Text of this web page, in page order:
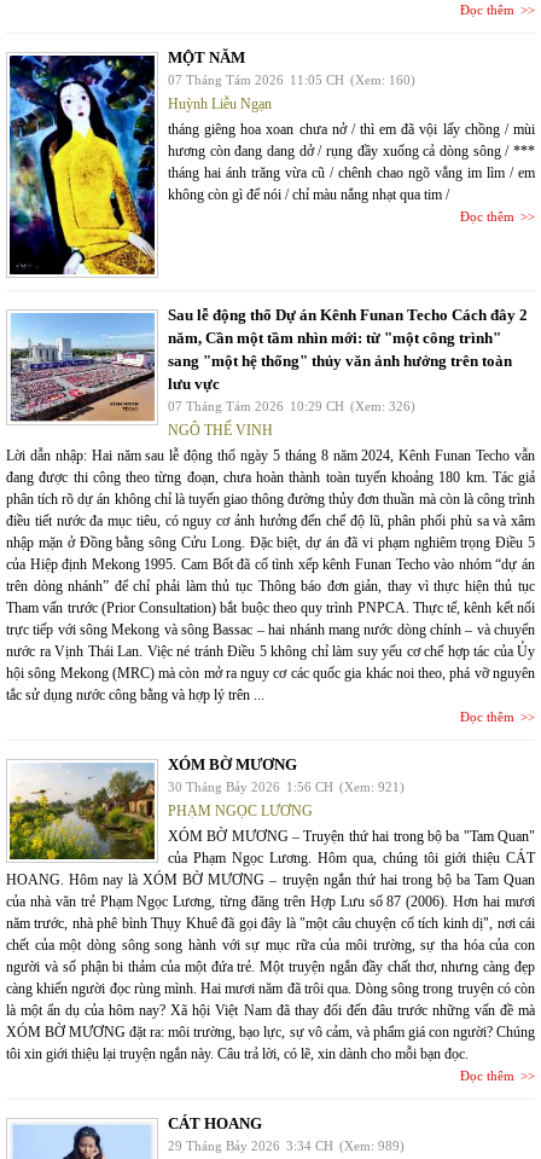
Đọc thêm
MỘT NĂM
07 Tháng Tám 2026 11:05 CH (Xem: 160)
Huỳnh Liễu Ngạn
tháng giêng hoa xoan chưa nở / thì em đã vội lấy chồng / mùi
hương còn đang dang dở / rụng đầy xuống cả dòng sông / ***
tháng hai ánh trăng vừa cũ / chênh chao ngõ vắng im lìm / em
không còn gì để nói / chỉ màu nắng nhạt qua tim /
Đọc thêm
Sau lễ động thổ Dự án Kênh Funan Techo Cách đây 2
năm, Cần một tầm nhìn mới: từ "một công trình"
sang "một hệ thống" thủy văn ảnh hưởng trên toàn
lưu vực
07 Tháng Tám 2026 10:29 CH (Xem: 326)
NGÔ THẾ VINH
Lời dẫn nhập: Hai năm sau lễ động thổ ngày 5 tháng 8 năm 2024, Kênh Funan Techo vẫn
đang được thi công theo từng đoạn, chưa hoàn thành toàn tuyến khoảng 180 km. Tác giả
phân tích rõ dự án không chỉ là tuyến giao thông đường thủy đơn thuần mà còn là công trình
điều tiết nước đa mục tiêu, có nguy cơ ảnh hưởng đến chế độ lũ, phân phối phù sa và xâm
nhập mặn ở Đồng bằng sông Cửu Long. Đặc biệt, dự án đã vi phạm nghiêm trọng Điều 5
của Hiệp định Mekong 1995. Cam Bốt đã cố tình xếp kênh Funan Techo vào nhóm “dự án
trên dòng nhánh” để chỉ phải làm thủ tục Thông báo đơn giản, thay vì thực hiện thủ tục
Tham vấn trước (Prior Consultation) bắt buộc theo quy trình PNPCA. Thực tế, kênh kết nối
trực tiếp với sông Mekong và sông Bassac – hai nhánh mang nước dòng chính – và chuyển
nước ra Vịnh Thái Lan. Việc né tránh Điều 5 không chỉ làm suy yếu cơ chế hợp tác của Ủy
hội sông Mekong (MRC) mà còn mở ra nguy cơ các quốc gia khác noi theo, phá vỡ nguyên
tắc sử dụng nước công bằng và hợp lý trên ...
Đọc thêm
XÓM BỜ MƯƠNG
30 Tháng Bảy 2026 1:56 CH (Xem: 921)
PHẠM NGỌC LƯƠNG
XÓM BỜ MƯƠNG – Truyện thứ hai trong bộ ba "Tam Quan"
của Phạm Ngọc Lương. Hôm qua, chúng tôi giới thiệu CÁT
HOANG. Hôm nay là XÓM BỜ MƯƠNG – truyện ngắn thứ hai trong bộ ba Tam Quan
của nhà văn trẻ Phạm Ngọc Lương, từng đăng trên Hợp Lưu số 87 (2006). Hơn hai mươi
năm trước, nhà phê bình Thụy Khuê đã gọi đây là "một câu chuyện cổ tích kinh dị", nơi cái
chết của một dòng sông song hành với sự mục rữa của môi trường, sự tha hóa của con
người và số phận bi thảm của một đứa trẻ. Một truyện ngắn đầy chất thơ, nhưng càng đẹp
càng khiến người đọc rùng mình. Hai mươi năm đã trôi qua. Dòng sông trong truyện có còn
là một ẩn dụ của hôm nay? Xã hội Việt Nam đã thay đổi đến đâu trước những vấn đề mà
XÓM BỜ MƯƠNG đặt ra: môi trường, bạo lực, sự vô cảm, và phẩm giá con người? Chúng
tôi xin giới thiệu lại truyện ngắn này. Câu trả lời, có lẽ, xin dành cho mỗi bạn đọc.
Đọc thêm
CÁT HOANG
29 Tháng Bảy 2026 3:34 CH (Xem: 989)